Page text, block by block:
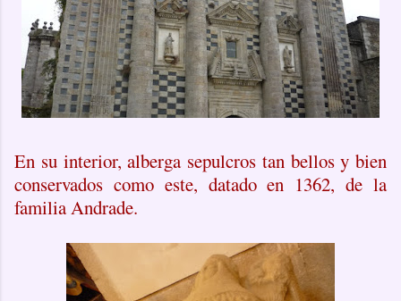
En su interior, alberga sepulcros tan bellos y bien
conservados como este, datado en 1362, de la
familia Andrade.